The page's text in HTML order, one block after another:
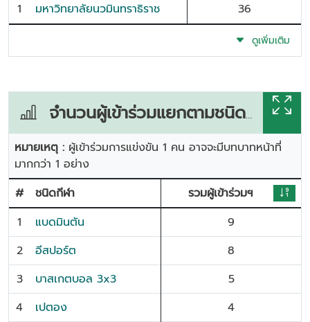
1
มหาวิทยาลัยนวมินทราธิราช 36
ดูเพิ่มเติม
จำนวนผู้เข้าร่วมแยกตามชนิดกีฬา
หมายเหตุ : ผู้เข้าร่วมการแข่งขัน 1 คน อาจจะมีบทบาทหน้าที่
มากกว่า 1 อย่าง
#
ชนิดกีฬา
รวมผู้เข้าร่วมฯ
1
แบดมินตัน
9
2
อีสปอร์ต
8
3
บาสเกตบอล 3x3
5
4
เปตอง
4